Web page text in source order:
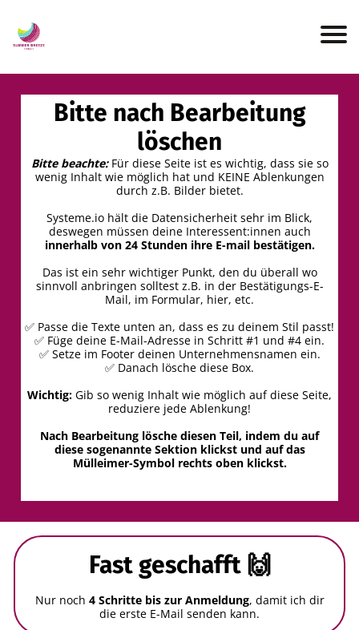
Bitte nach Bearbeitung
löschen
Bitte beachte: Für diese Seite ist es wichtig, dass sie so
wenig Inhalt wie möglich hat und KEINE Ablenkungen
durch z.B. Bilder bietet.
Systeme.io hält die Datensicherheit sehr im Blick,
deswegen müssen deine Interessent:innen auch
innerhalb von 24 Stunden ihre E-mail bestätigen.
Das ist ein sehr wichtiger Punkt, den du überall wo
sinnvoll anbringen solltest z.B. in der Bestätigungs-E-
Mail, im Formular, hier, etc.
✅ Passe die Texte unten an, dass es zu deinem Stil passt!
✅ Füge deine E-Mail-Adresse in Schritt #1 und #4 ein.
✅ Setze im Footer deinen Unternehmensnamen ein.
✅ Danach lösche diese Box.
Wichtig: Gib so wenig Inhalt wie möglich auf diese Seite,
reduziere jede Ablenkung!
Nach Bearbeitung lösche diesen Teil, indem du auf
diese sogenannte Sektion klickst und auf das
Mülleimer-Symbol rechts oben klickst.
Fast geschafft 🙌
Nur noch 4 Schritte bis zur Anmeldung, damit ich dir
die erste E-Mail senden kann.